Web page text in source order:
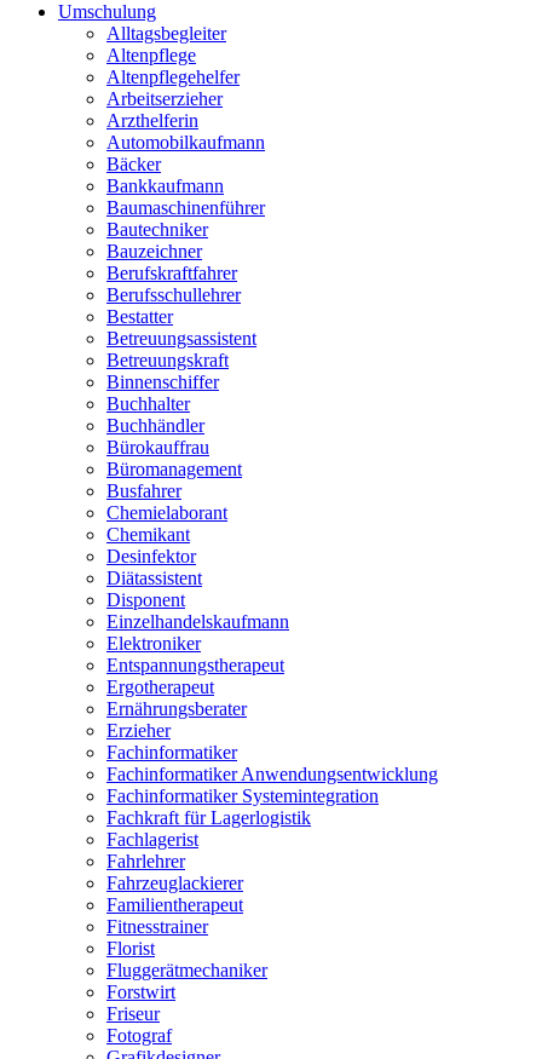
Umschulung
Alltagsbegleiter
Altenpflege
Altenpflegehelfer
Arbeitserzieher
Arzthelferin
Automobilkaufmann
Bäcker
Bankkaufmann
Baumaschinenführer
Bautechniker
Bauzeichner
Berufskraftfahrer
Berufsschullehrer
Bestatter
Betreuungsassistent
Betreuungskraft
Binnenschiffer
Buchhalter
Buchhändler
Bürokauffrau
Büromanagement
Busfahrer
Chemielaborant
Chemikant
Desinfektor
Diätassistent
Disponent
Einzelhandelskaufmann
Elektroniker
Entspannungstherapeut
Ergotherapeut
Ernährungsberater
Erzieher
Fachinformatiker
Fachinformatiker Anwendungsentwicklung
Fachinformatiker Systemintegration
Fachkraft für Lagerlogistik
Fachlagerist
Fahrlehrer
Fahrzeuglackierer
Familientherapeut
Fitnesstrainer
Florist
Fluggerätmechaniker
Forstwirt
Friseur
Fotograf